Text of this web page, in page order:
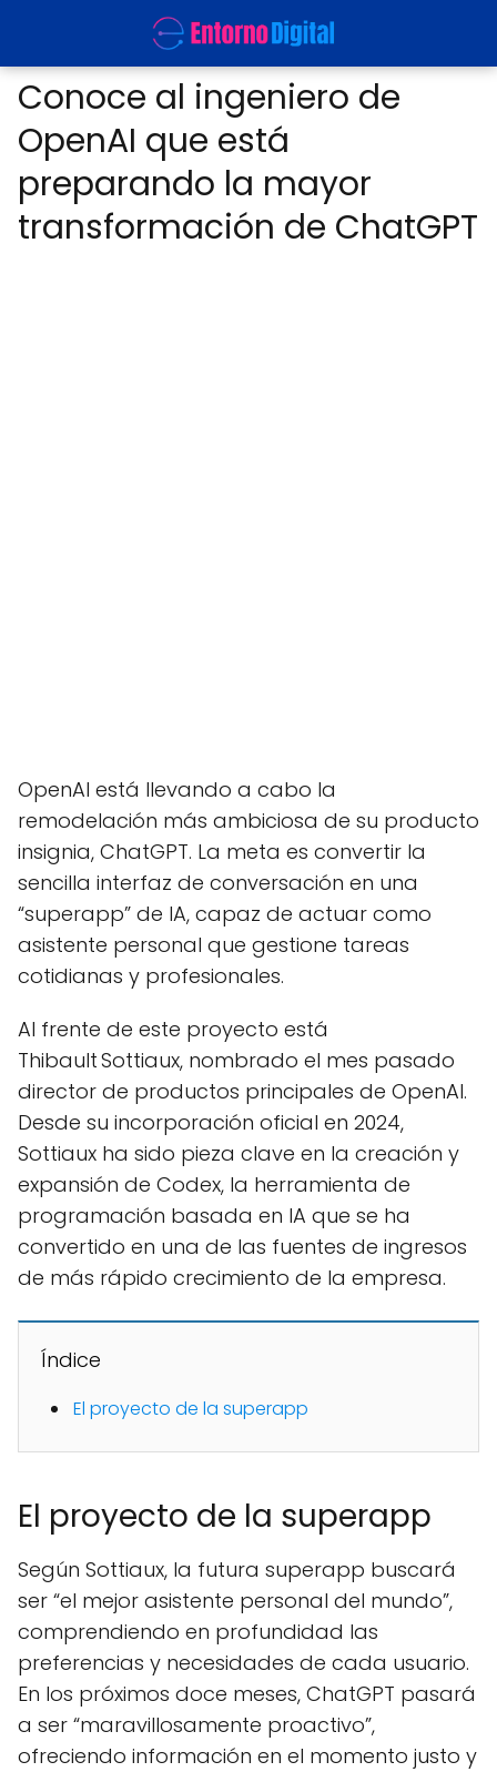
Conoce al ingeniero de
OpenAI que está
preparando la mayor
transformación de ChatGPT
OpenAI está llevando a cabo la
remodelación más ambiciosa de su producto
insignia, ChatGPT. La meta es convertir la
sencilla interfaz de conversación en una
“superapp” de IA, capaz de actuar como
asistente personal que gestione tareas
cotidianas y profesionales.
Al frente de este proyecto está
Thibault Sottiaux, nombrado el mes pasado
director de productos principales de OpenAI.
Desde su incorporación oficial en 2024,
Sottiaux ha sido pieza clave en la creación y
expansión de Codex, la herramienta de
programación basada en IA que se ha
convertido en una de las fuentes de ingresos
de más rápido crecimiento de la empresa.
Índice
El proyecto de la superapp
El proyecto de la superapp
Según Sottiaux, la futura superapp buscará
ser “el mejor asistente personal del mundo”,
comprendiendo en profundidad las
preferencias y necesidades de cada usuario.
En los próximos doce meses, ChatGPT pasará
a ser “maravillosamente proactivo”,
ofreciendo información en el momento justo y